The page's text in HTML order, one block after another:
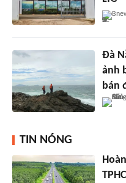
Đà
ảnh
bán
TIN NÓNG